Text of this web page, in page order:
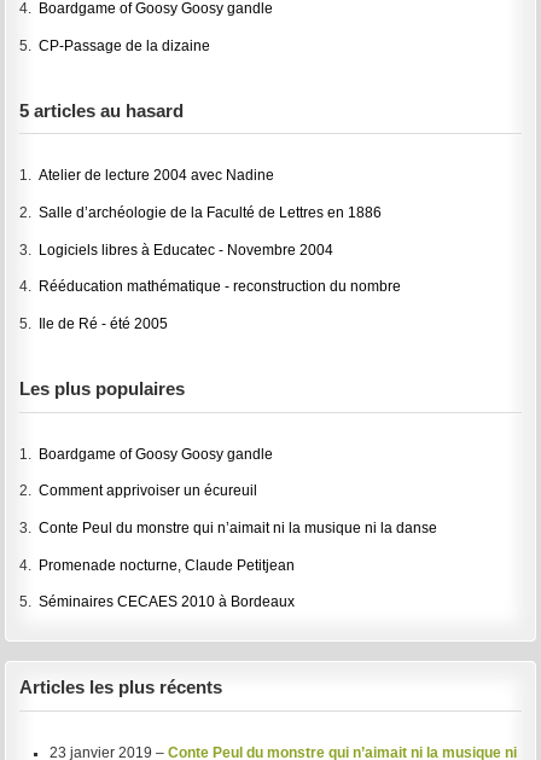
4. Boardgame of Goosy Goosy gandle
5.CP-Passage de la dizaine
5 articles au hasard
1.Atelier de lecture 2004 avec Nadine
2.Salle d’archéologie de la Faculté de Lettres en 1886
3. Logiciels libres à Educatec - Novembre 2004
4. Rééducation mathématique - reconstruction du nombre
5. Ile de Ré - été 2005
Les plus populaires
1. Boardgame of Goosy Goosy gandle
2.Comment apprivoiser un écureuil
3.Conte Peul du monstre qui n’aimait ni la musique ni la danse
4. Promenade nocturne, Claude Petitjean
5.Séminaires CECAES 2010 à Bordeaux
Articles les plus récents
23 janvier 2019 – Conte Peul du monstre qui n’aimait ni la musique ni